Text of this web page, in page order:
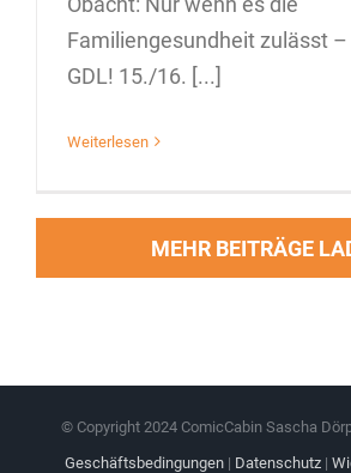
Familiengesundheit zulässt –
GDL! 15./16. [...]
Weiterlesen
MEHR BEITRÄGE
© Copyright 2024 ComicCabin Sascha
Geschäftsbedingungen| Datenschutz|